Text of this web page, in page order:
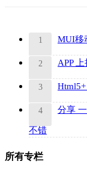
1 MUI移
2 APP
3
4 分享
不错
所有专栏